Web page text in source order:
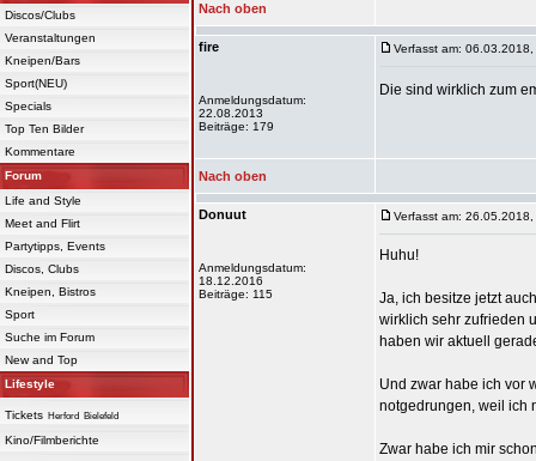
Discos/Clubs
Veranstaltungen
Kneipen/Bars
Sport(NEU)
Specials
Top Ten Bilder
Kommentare
Forum
Life and Style
Meet and Flirt
Partytipps, Events
Discos, Clubs
Kneipen, Bistros
Sport
Suche im Forum
New and Top
Lifestyle
Tickets Herford Bielefeld
Kino/Filmberichte
Nach oben
fire
Anmeldungsdatum:
22.08.2013
Beiträge: 179
Verfasst am:
Die sind wirklich zum
Nach oben
Donuut
Anmeldungsdatum:
18.12.2016
Beiträge: 115
Verfasst am: 26.05.2018,
Huhu!
Ja, ich besitze jetzt
wirklich sehr zufrieden
haben wir aktuell
Und zwar habe ich vor
notgedrungen, weil ich
Zwar habe ich mir